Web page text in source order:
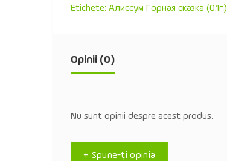
Etichete: Алиссум Горная сказка (0.1г)
Opinii (0)
Nu sunt opinii despre acest produs.
+ Spune-ţi opinia